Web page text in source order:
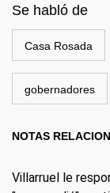
Se habló de
Casa Rosada
gobernadores
NOTAS
Villarruel le